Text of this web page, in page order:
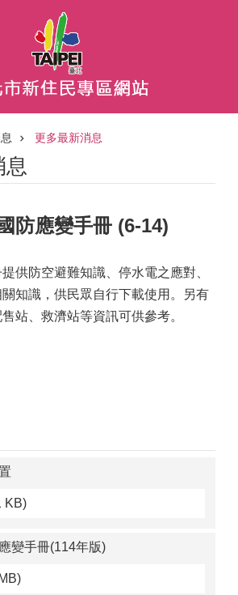
更多最新消息
息
防應變手冊 (6-14)
供防空避難知識、停水電之應對、
知識，供民眾自行下載使用。另有
站、救濟站等資訊可供參考。
KB)
變手冊(114年版)